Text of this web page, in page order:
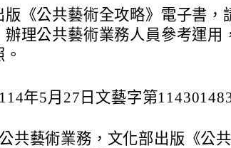
版《公共藝術全攻略》電子書，
辦理公共藝術業務人員參考運用
年5月27日文藝字第
共藝術業務，文化部出版《公